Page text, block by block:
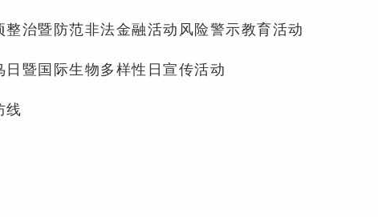
治暨防范非法金融活动风险警示教育活动
暨国际生物多样性日宣传活动
线